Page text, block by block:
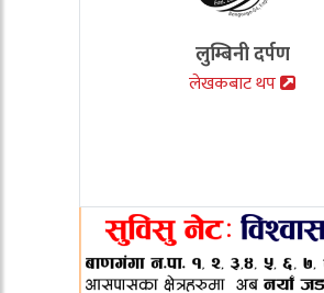
लुम्बिनी दर्पण
लेखकबाट थप